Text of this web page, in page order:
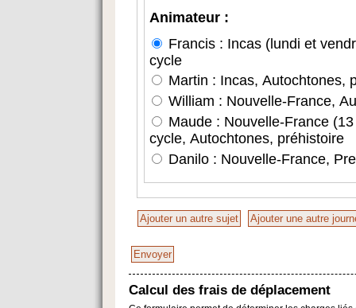
Animateur :
Francis : Incas (lundi et
cycle
Martin : Incas, Autochtones,
William : Nouvelle-France,
Maude : Nouvelle-France
cycle, Autochtones, préhistoire
Danilo : Nouvelle-France,
Calcul des frais de déplacement